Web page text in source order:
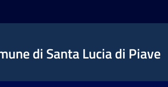
di Santa Lucia di Piave